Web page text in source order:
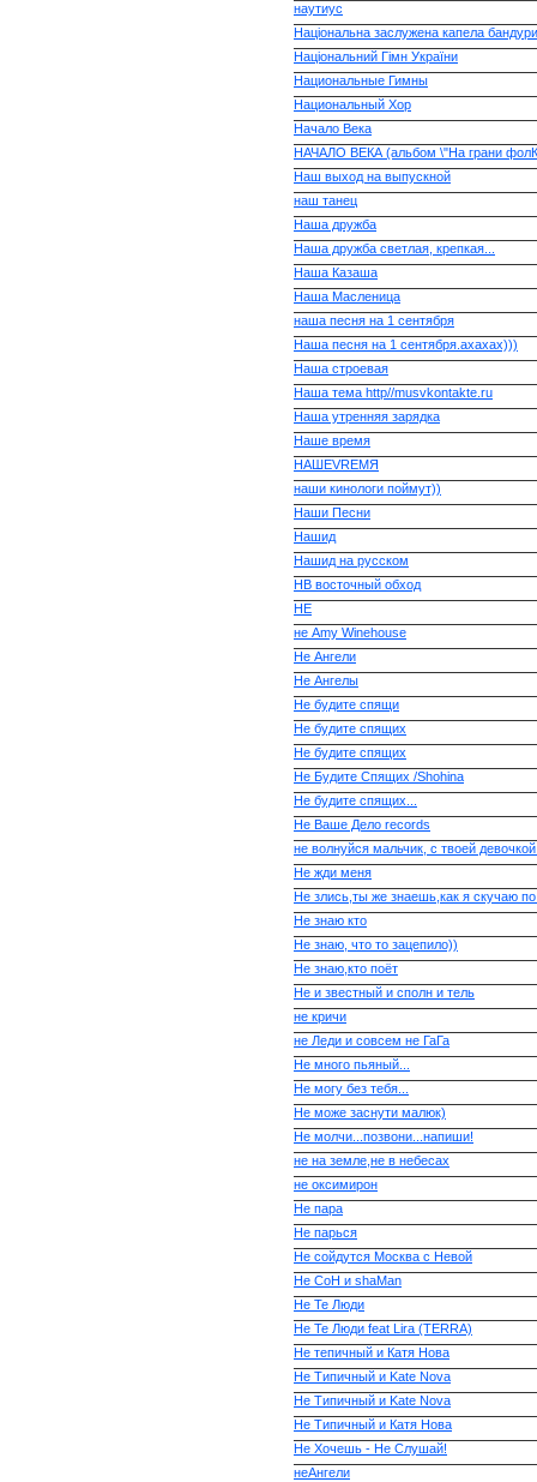
наутиус
Національна заслужена капела
Національний Гімн України
Национальные Гимны
Национальный Хор
Начало Века
НАЧАЛО ВЕКА (альбом \"На грани
Наш выход на выпускной
наш танец
Наша дружба
Наша дружба светлая, крепкая...
Наша Казаша
Наша Масленица
наша песня на 1 сентября
Наша песня на 1 сентября.ахахах)))
Наша строевая
Наша тема http//musvkontakte.ru
Наша утренняя зарядка
Наше время
НАШЕVREMЯ
наши кинологи поймут))
Наши Песни
Нашид
Нашид на русском
НВ восточный обход
НЕ
не Amy Winehouse
Не Ангели
Не Ангелы
Не будите спящи
Не будите спящих
Не будите спящих
Не Будите Спящих /Shohina
Не будите спящих...
Не Ваше Дело records
не волнуйся мальчик, с твоей
Не жди меня
Не злись,ты же знаешь,как я скучаю
Не знаю кто
Не знаю, что то зацепило))
Не знаю,кто поёт
Не и звестный и сполн и тель
не кричи
не Леди и совсем не ГаГа
Не много пьяный...
Не могу без тебя...
Не може заснути малюк)
Не молчи...позвони...напиши!
не на земле,не в небесах
не оксимирон
Не пара
Не парься
Не сойдутся Москва с Невой
Не СоН и shaMan
Не Те Люди
Не Те Люди feat Lira (TERRA)
Не тепичный и Катя Нова
Не Типичный и Kate Nova
Не Типичный и Kate Nova
Не Типичный и Катя Нова
Не Хочешь - Не Слушай!
неАнгели